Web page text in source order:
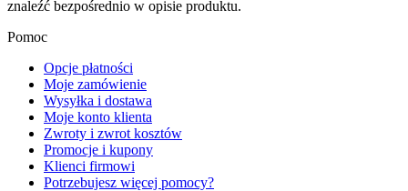
znaleźć bezpośrednio w opisie produktu.
Pomoc
Opcje płatności
Moje zamówienie
Wysyłka i dostawa
Moje konto klienta
Zwroty i zwrot kosztów
Promocje i kupony
Klienci firmowi
Potrzebujesz więcej pomocy?